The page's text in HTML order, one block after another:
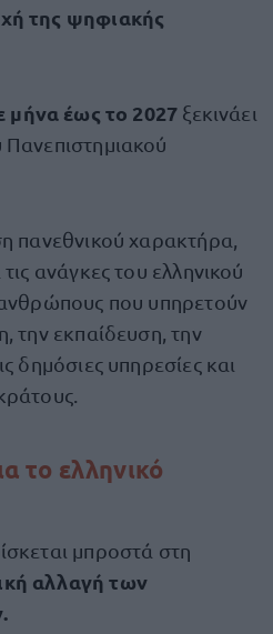
της ψηφιακής
μήνα έως το 2027 ξεκινάει
πανεθνικού χαρακτήρα,
ανάγκες του ελληνικού
που υπηρετούν
την εκπαίδευση, την
δημόσιες υπηρεσίες και
το ελληνικό
μπροστά στη
αλλαγή των